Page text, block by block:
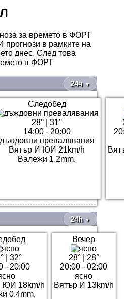
за времето в ФОРТ
в рамките на
днес. След това
в ФОРТ
24ч ▼
Следобед
28°
31°
14:00 - 20:00
дъждовни превалявания
Вятър И ЮИ 21km/h
Валежи 1.2mm.
24h ▼
| 32°
- 20:00
ЮИ 18km/h
0.4mm.
Вечер
28°| 28°
20:00 - 02:00
ясно
Вятър И 13km/h